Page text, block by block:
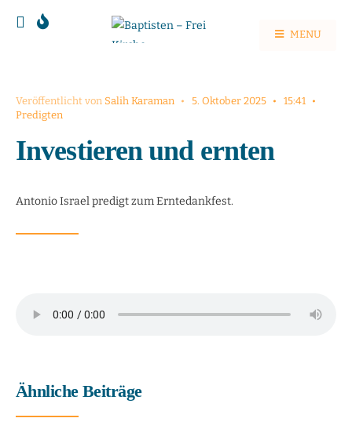
MENU
Veröffentlicht von Salih Karaman • 5. Oktober 2025 • 15:41 •
Predigten
Investieren und ernten
Antonio Israel predigt zum Erntedankfest.
Ähnliche Beiträge